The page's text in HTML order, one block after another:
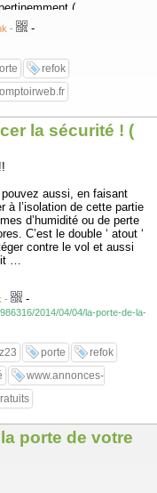
(
facile … leur réaction sera
A2P , bien plus
trop bon ) marché …
- -
refok
la sécurité ! (
aussi, en faisant
à l’isolation de cette partie
d’humidité ou de perte
C’est le double ‘ atout ‘
contre le vol et aussi
…
- -
2014/04/04/la-porte-de-la-
porte
refok
www.annonces-
porte de votre